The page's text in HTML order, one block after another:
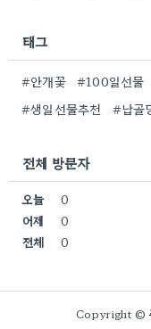
태그
#안개꽃 #100일선물
#생일선물추천
#납골
전체 방문자
오늘
0
어제
0
전체
0
Copyright ©